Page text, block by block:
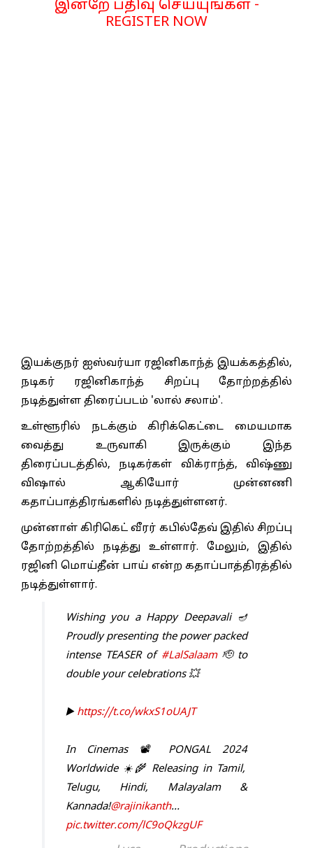
இன்றே பதிவு செய்யுங்கள் -
REGISTER NOW
இயக்குநர் ஐஸ்வர்யா ரஜினிகாந்த் இயக்கத்தில்,
நடிகர் ரஜினிகாந்த் சிறப்பு தோற்றத்தில்
நடித்துள்ள திரைப்படம் 'லால் சலாம்'.
உள்ளூரில் நடக்கும் கிரிக்கெட்டை மையமாக
வைத்து உருவாகி இருக்கும் இந்த
திரைப்படத்தில், நடிகர்கள் விக்ராந்த், விஷ்ணு
விஷால் ஆகியோர் முன்னணி
கதாப்பாத்திரங்களில் நடித்துள்ளனர்.
முன்னாள் கிரிகெட் வீரர் கபில்தேவ் இதில் சிறப்பு
தோற்றத்தில் நடித்து உள்ளார். மேலும், இதில்
ரஜினி மொய்தீன் பாய் என்ற கதாப்பாத்திரத்தில்
நடித்துள்ளார்.
Wishing you a Happy Deepavali 🪔
Proudly presenting the power packed
intense TEASER of #LalSalaam🫡 to
double your celebrations 💥
▶️ https://t.co/wkxS1oUAJT
In Cinemas 📽️ PONGAL 2024
Worldwide ☀️🌾 Releasing in Tamil,
Telugu, Hindi, Malayalam &
Kannada!@rajinikanth…
pic.twitter.com/lC9oQkzgUF